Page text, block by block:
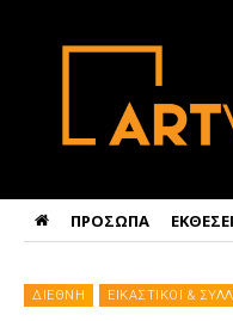
ΠΡΟΣΩΠΑ
ΔΙΕΘΝΗ ΕΙΚΑΣΤΙΚΟΙ &